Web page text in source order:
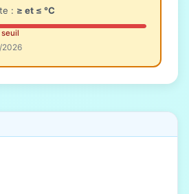
: ≥ et ≤ °C
2026